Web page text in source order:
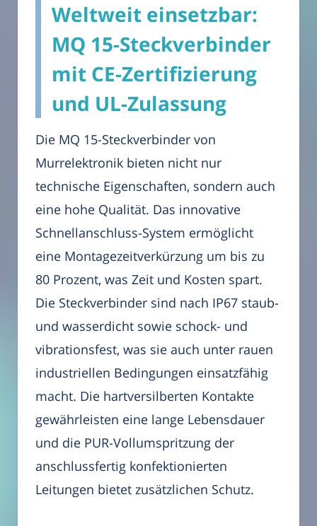
Weltweit einsetzbar:
MQ 15-Steckverbinder
mit CE-Zertifizierung
und UL-Zulassung
Die MQ 15-Steckverbinder von
Murrelektronik bieten nicht nur
technische Eigenschaften, sondern auch
eine hohe Qualität. Das innovative
Schnellanschluss-System ermöglicht
eine Montagezeitverkürzung um bis zu
80 Prozent, was Zeit und Kosten spart.
Die Steckverbinder sind nach IP67 staub-
und wasserdicht sowie schock- und
vibrationsfest, was sie auch unter rauen
industriellen Bedingungen einsatzfähig
macht. Die hartversilberten Kontakte
gewährleisten eine lange Lebensdauer
und die PUR-Vollumspritzung der
anschlussfertig konfektionierten
Leitungen bietet zusätzlichen Schutz.